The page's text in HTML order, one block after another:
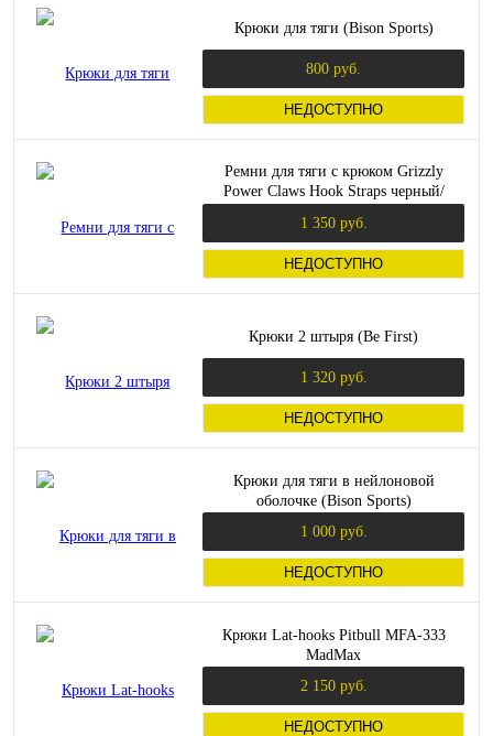
Крюки для тяги (Bison Sports)
800 руб.
НЕДОСТУПНО
Ремни для тяги с крюком Grizzly
Power Claws Hook Straps черный/
1 350 руб.
НЕДОСТУПНО
Крюки 2 штыря (Be First)
1 320 руб.
НЕДОСТУПНО
Крюки для тяги в нейлоновой
оболочке (Bison Sports)
1 000 руб.
НЕДОСТУПНО
Крюки Lat-hooks Pitbull MFA-333
MadMax
2 150 руб.
НЕДОСТУПНО